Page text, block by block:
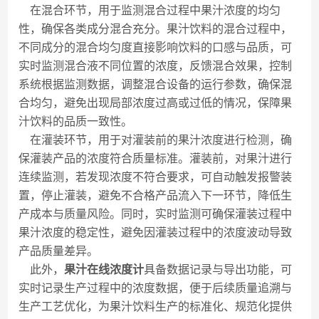
在混合环节，用于监测混合过程中果汁浓度的均匀
性，确保各类成分混合充分。果汁饮料的混合过程中，
不同成分的混合均匀度直接影响饮料的口感与品质，可
实时监测混合液不同位置的浓度，反馈混合效果，控制
系统根据监测数据，调整混合设备的运行参数，确保混
合均匀，避免出现局部浓度过高或过低的情况，保障果
汁饮料的品质一致性。
在灌装环节，用于对灌装前的果汁浓度进行检测，确
保灌装产品的浓度符合质量标准。灌装前，对果汁进行
连续监测，若发现浓度不符合要求，可自动触发报警装
置，停止灌装，避免不合格产品流入下一环节，降低生
产成本与质量风险。同时，实时监测可确保灌装过程中
果汁浓度的稳定性，避免因灌装过程中的浓度波动导致
产品质量差异。
此外， 果汁在线浓度计具备数据记录与导出功能，可
实时记录生产过程中的浓度数据，便于后续质量追溯与
生产工艺优化，为果汁饮料生产的标准化、规范化提供